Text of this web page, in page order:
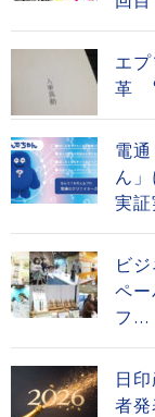
エ
革
電
ん
実
ビ
ペ
フ...
日
者